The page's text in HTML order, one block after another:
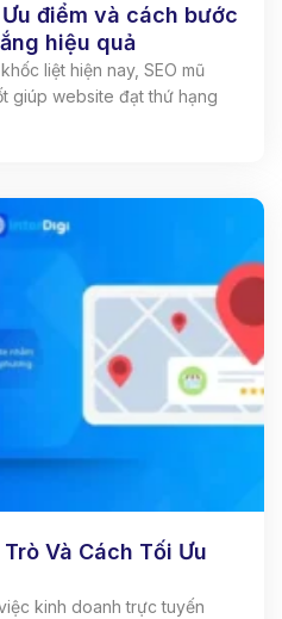
điểm và cách bước
hiệu quả
liệt hiện nay, SEO mũ
giúp website đạt thứ hạng
Và Cách Tối Ưu
kinh doanh trực tuyến